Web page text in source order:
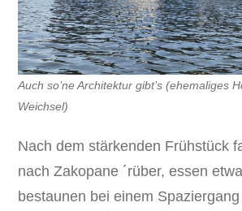
Auch so’ne Architektur gibt’s (ehemaliges
Weichsel)
Nach dem stärkenden Frühstück
nach Zakopane ´rüber, essen
bestaunen bei einem